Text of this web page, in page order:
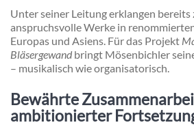
Unter seiner Leitung erklangen bereits
anspruchsvolle Werke in
Europas und Asiens. Für das Projekt
Bläsergewandbringt Mösenbichler
– musikalisch wie organisatorisch.
Bewährte
ambitionierter